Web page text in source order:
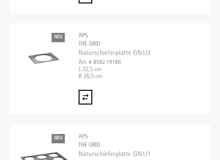
NEU
APS
THE GRID
Naturschieferplatte GN1/2
Art. # 8582.19186
L 32,5 cm
B 26,5 cm
NEU
APS
THE GRID
Naturschieferplatte GN1/1